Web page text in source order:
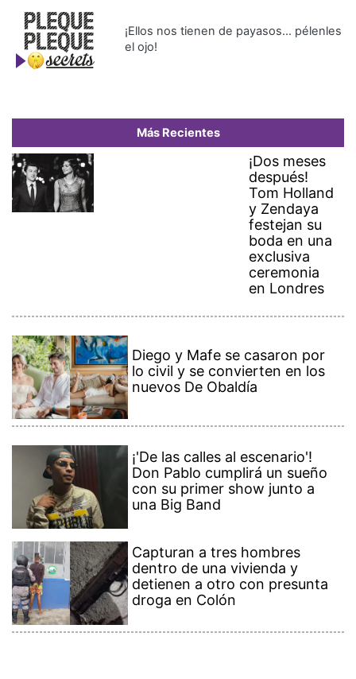
¡Ellos nos tienen de payasos… pélenles
el ojo!
Más Recientes
¡Dos meses
después!
Tom Holland
y Zendaya
festejan su
boda en una
exclusiva
ceremonia
en Londres
Diego y Mafe se casaron por
lo civil y se convierten en los
nuevos De Obaldía
¡'De las calles al escenario'!
Don Pablo cumplirá un sueño
con su primer show junto a
una Big Band
Capturan a tres hombres
dentro de una vivienda y
detienen a otro con presunta
droga en Colón